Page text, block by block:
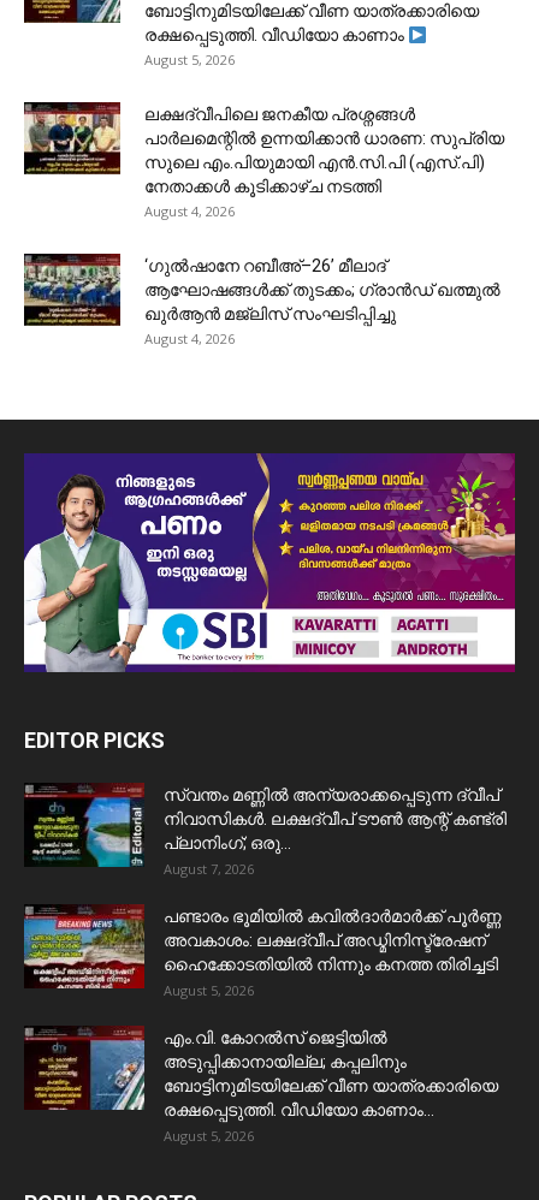
ബോട്ടിനുമിടയിലേക്ക് വീണ യാത്രക്കാരിയെ
രക്ഷപ്പെടുത്തി. വീഡിയോ കാണാം
August 5, 2026
ലക്ഷദ്വീപിലെ ജനകീയ പ്രശ്നങ്ങൾ
പാർലമെന്റിൽ ഉന്നയിക്കാൻ ധാരണ: സുപ്രിയ
സുലെ എം.പിയുമായി എൻ.സി.പി (എസ്.പി)
നേതാക്കൾ കൂടിക്കാഴ്ച നടത്തി
August 4, 2026
‘ഗുൽഷാനേ റബീഅ്–26’ മീലാദ്
ആഘോഷങ്ങൾക്ക് തുടക്കം; ഗ്രാൻഡ് ഖത്മുൽ
ഖുർആൻ മജ്‌ലിസ് സംഘടിപ്പിച്ചു
August 4, 2026
EDITOR PICKS
സ്വന്തം മണ്ണിൽ അന്യരാക്കപ്പെടുന്ന ദ്വീപ്
നിവാസികൾ. ലക്ഷദ്വീപ് ടൗൺ ആന്റ് കണ്ട്രി
പ്ലാനിംഗ്; ഒരു...
August 7, 2026
പണ്ടാരം ഭൂമിയിൽ കവിൽദാർമാർക്ക് പൂർണ്ണ
അവകാശം: ലക്ഷദ്വീപ് അഡ്മിനിസ്ട്രേഷന്
ഹൈക്കോടതിയിൽ നിന്നും കനത്ത തിരിച്ചടി
August 5, 2026
​എം.വി. കോറൽസ് ജെട്ടിയിൽ
അടുപ്പിക്കാനായില്ല; കപ്പലിനും
ബോട്ടിനുമിടയിലേക്ക് വീണ യാത്രക്കാരിയെ
രക്ഷപ്പെടുത്തി. വീഡിയോ കാണാം...
August 5, 2026